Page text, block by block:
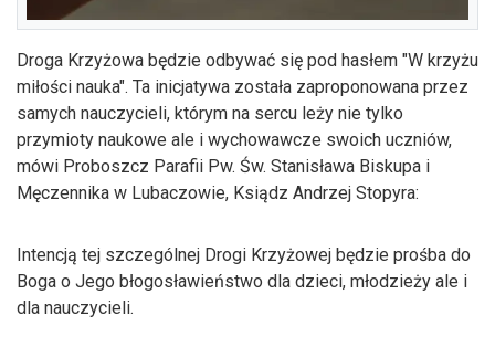
Droga Krzyżowa będzie odbywać się pod hasłem "W krzyżu
miłości nauka". Ta inicjatywa została zaproponowana przez
samych nauczycieli, którym na sercu leży nie tylko
przymioty naukowe ale i wychowawcze swoich uczniów,
mówi Proboszcz Parafii Pw. Św. Stanisława Biskupa i
Męczennika w Lubaczowie, Ksiądz Andrzej Stopyra:
Intencją tej szczególnej Drogi Krzyżowej będzie prośba do
Boga o Jego błogosławieństwo dla dzieci, młodzieży ale i
dla nauczycieli.